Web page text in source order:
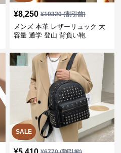
¥8,250 ¥10320(割引前)
メンズ 本革 レザーリュック 大
容量 通学 登山 背負い鞄
SALE